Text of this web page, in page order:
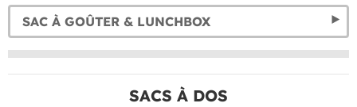
SAC À GOÛTER & LUNCHBOX
SACS À DOS